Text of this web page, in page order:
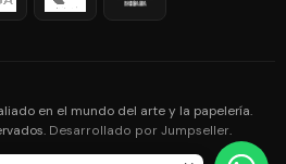
en el mundo del arte y la papelería.
Desarrollado por Jumpseller.